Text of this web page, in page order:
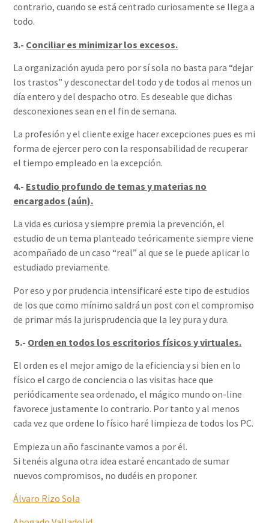
contrario, cuando se está centrado curiosamente se llega a
todo.
3.- Conciliar es minimizar los excesos.
La organización ayuda pero por sí sola no basta para “dejar
los trastos” y desconectar del todo y de todos al menos un
día entero y del despacho otro. Es deseable que dichas
desconexiones sean en el fin de semana.
La profesión y el cliente exige hacer excepciones pues es mi
forma de ejercer pero con la responsabilidad de recuperar
el tiempo empleado en la excepción.
4.- Estudio profundo de temas y materias no
encargados (aún).
La vida es curiosa y siempre premia la prevención, el
estudio de un tema planteado teóricamente siempre viene
acompañado de un caso “real” al que se le puede aplicar lo
estudiado previamente.
Por eso y por prudencia intensificaré este tipo de estudios
de los que como mínimo saldrá un post con el compromiso
de primar más la jurisprudencia que la ley pura y dura.
5.- Orden en todos los escritorios físicos y virtuales.
El orden es el mejor amigo de la eficiencia y si bien en lo
físico el cargo de conciencia o las visitas hace que
periódicamente sea ordenado, el mágico mundo on-line
favorece justamente lo contrario. Por tanto y al menos
cada vez que ordene lo físico haré limpieza de todos los PC.
Empieza un año fascinante vamos a por él.
Si tenéis alguna otra idea estaré encantado de sumar
nuevos compromisos, no dudéis en proponer.
Álvaro Rizo Sola